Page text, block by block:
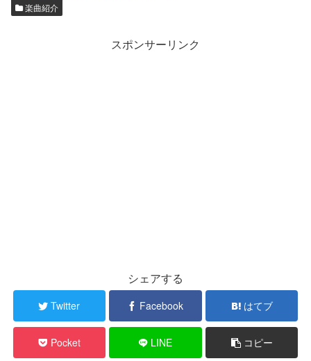
楽曲紹介
スポンサーリンク
シェアする
Twitter Facebook はてブ
Pocket LINE コピー